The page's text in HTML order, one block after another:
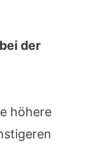
der
höhere